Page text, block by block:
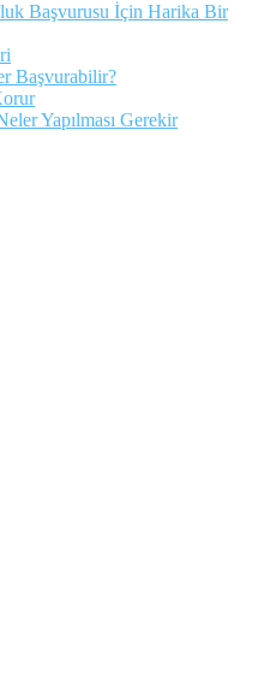
Başvurusu İçin Harika Bir
Başvurabilir?
Yapılması Gerekir